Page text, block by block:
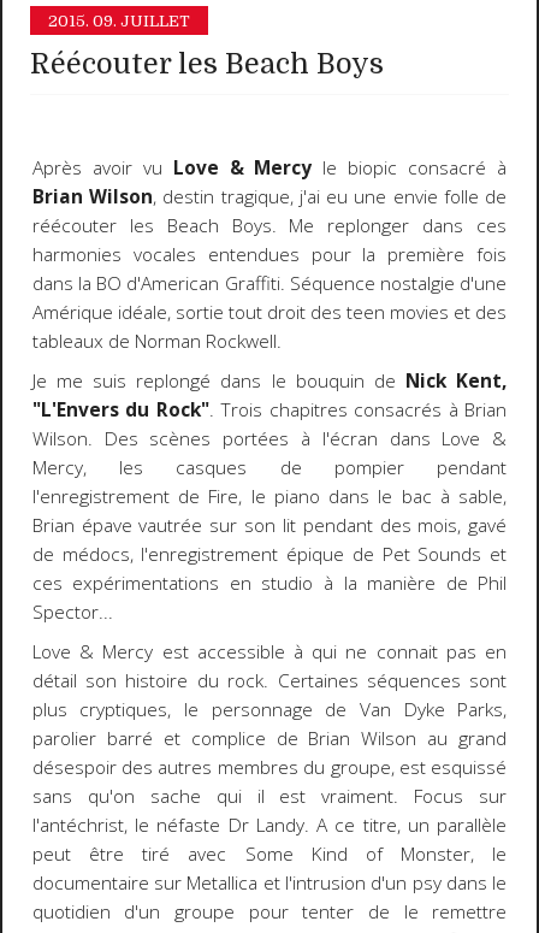
2015. 09. JUILLET
Réécouter les Beach Boys
Après avoir vu Love & Mercy le biopic consacré à
Brian Wilson, destin tragique, j'ai eu une envie folle de
réécouter les Beach Boys. Me replonger dans ces
harmonies vocales entendues pour la première fois
dans la BO d'American Graffiti. Séquence nostalgie d'une
Amérique idéale, sortie tout droit des teen movies et des
tableaux de Norman Rockwell.
Je me suis replongé dans le bouquin de Nick Kent,
"L'Envers du Rock". Trois chapitres consacrés à Brian
Wilson. Des scènes portées à l'écran dans Love &
Mercy, les casques de pompier pendant
l'enregistrement de Fire, le piano dans le bac à sable,
Brian épave vautrée sur son lit pendant des mois, gavé
de médocs, l'enregistrement épique de Pet Sounds et
ces expérimentations en studio à la manière de Phil
Spector...
Love & Mercy est accessible à qui ne connait pas en
détail son histoire du rock. Certaines séquences sont
plus cryptiques, le personnage de Van Dyke Parks,
parolier barré et complice de Brian Wilson au grand
désespoir des autres membres du groupe, est esquissé
sans qu'on sache qui il est vraiment. Focus sur
l'antéchrist, le néfaste Dr Landy. A ce titre, un parallèle
peut être tiré avec Some Kind of Monster, le
documentaire sur Metallica et l'intrusion d'un psy dans le
quotidien d'un groupe pour tenter de le remettre